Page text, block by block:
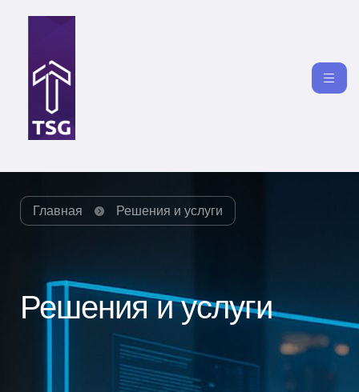
Главная Решения и услуги
Решения и услуги